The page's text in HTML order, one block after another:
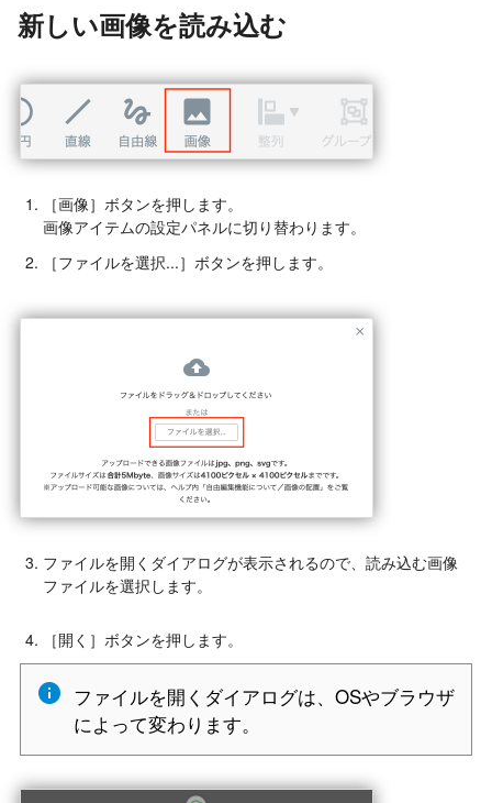
新しい画像を読み込む
［画像］ボタンを押します。
画像アイテムの設定パネルに切り替わります。
［ファイルを選択...］ボタンを押します。
ファイルを開くダイアログが表示されるので、読み込む画像
ファイルを選択します。
［開く］ボタンを押します。
ファイルを開くダイアログは、OSやブラウザ
によって変わります。